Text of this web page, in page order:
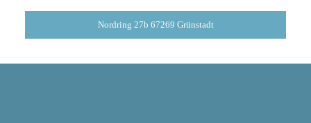
Nordring 27b 67269 Grünstadt